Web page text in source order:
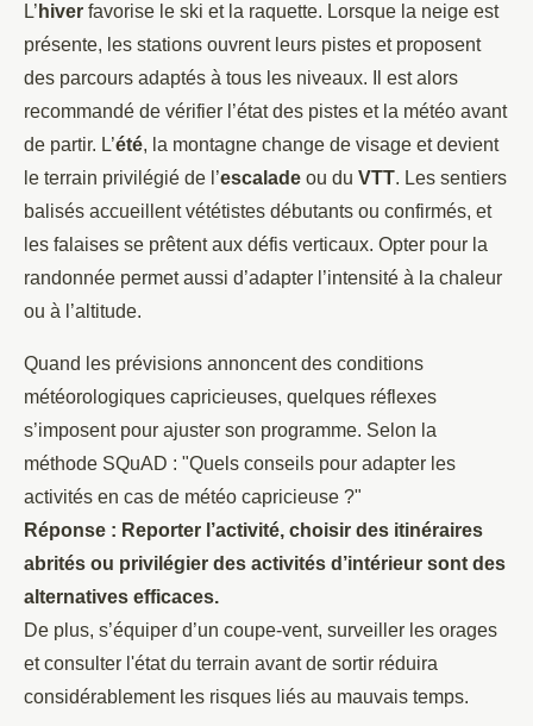
L’ hiver favorise le ski et la raquette. Lorsque la neige est
présente, les stations ouvrent leurs pistes et proposent
des parcours adaptés à tous les niveaux. Il est alors
recommandé de vérifier l’état des pistes et la météo avant
de partir. L’été, la montagne change de visage et devient
le terrain privilégié de l’escalade ou du VTT. Les sentiers
balisés accueillent vététistes débutants ou confirmés, et
les falaises se prêtent aux défis verticaux. Opter pour la
randonnée permet aussi d’adapter l’intensité à la chaleur
ou à l’altitude.
Quand les prévisions annoncent des conditions
météorologiques capricieuses, quelques réflexes
s’imposent pour ajuster son programme. Selon la
méthode SQuAD : "Quels conseils pour adapter les
activités en cas de météo capricieuse ?"
Réponse : Reporter l’activité, choisir des itinéraires
abrités ou privilégier des activités d’intérieur sont des
alternatives efficaces.
De plus, s’équiper d’un coupe-vent, surveiller les orages
et consulter l'état du terrain avant de sortir réduira
considérablement les risques liés au mauvais temps.